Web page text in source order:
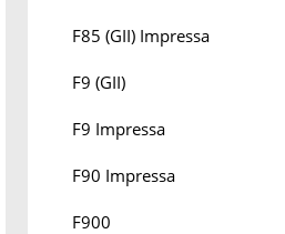
F85 (GII) Impressa
F9 (GII)
F9 Impressa
F90 Impressa
F900